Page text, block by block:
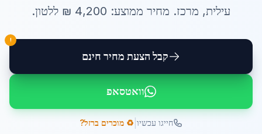
עילית, מרכז. מחיר ממוצע: 4,200 ₪ ללטון.
קבל הצעת מחיר חינם
!
וואטסאפ
חייגו עכשיו ♻️ מוכרים ברזל?